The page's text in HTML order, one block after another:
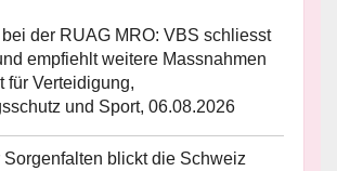
der RUAG MRO: VBS schliesst
empfiehlt weitere Massnahmen
für Verteidigung,
und Sport, 06.08.2026
Sorgenfalten blickt die Schweiz